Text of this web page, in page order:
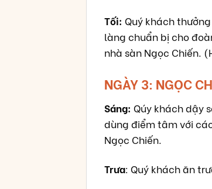
Tối: Quý khách
làng chuẩn bị cho
nhà sàn Ngọc Chiến.
NGÀY 3: NGỌC
Sáng: Qúy khách dậy
dùng điểm tâm với
Ngọc Chiến.
Trưa: Quý khách ăn